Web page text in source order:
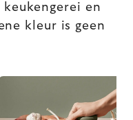
en
kleur is geen